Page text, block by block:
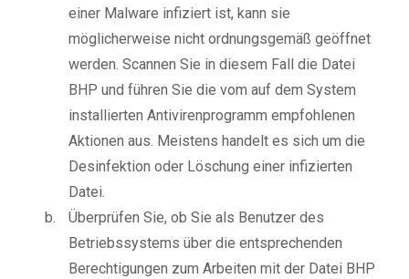
einer Malware infiziert ist, kann sie
möglicherweise nicht ordnungsgemäß geöffnet
werden. Scannen Sie in diesem Fall die Datei
BHP und führen Sie die vom auf dem System
installierten Antivirenprogramm empfohlenen
Aktionen aus. Meistens handelt es sich um die
Desinfektion oder Löschung einer infizierten
Datei.
Überprüfen Sie, ob Sie als Benutzer des
Betriebssystems über die entsprechenden
Berechtigungen zum Arbeiten mit der Datei BHP